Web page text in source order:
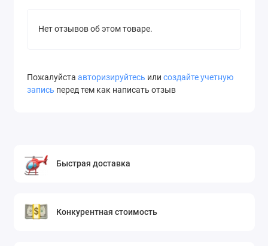
Нет отзывов об этом товаре.
Пожалуйста авторизируйтесь или создайте учетную
запись перед тем как написать отзыв
Быстрая доставка
Конкурентная стоимость